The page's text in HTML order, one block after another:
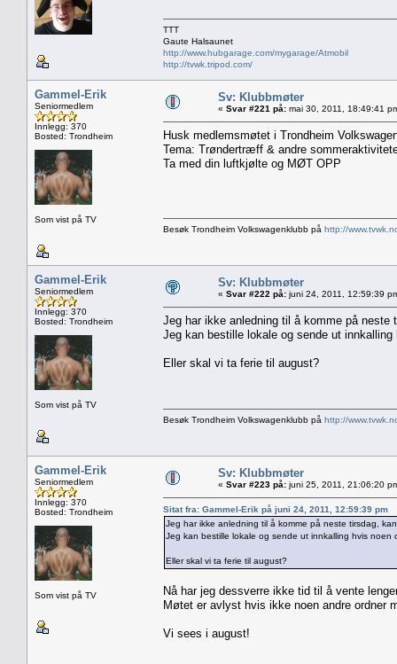
TTT
Gaute Halsaunet
http://www.hubgarage.com/mygarage/Atmobil
http://tvwk.tripod.com/
Gammel-Erik
Seniormedlem
Innlegg: 370
Bosted: Trondheim
Som vist på TV
Sv: Klubbmøter
« Svar #221 på: mai 30, 2011, 18:49:41
Husk medlemsmøtet i Trondheim
Tema: Trøndertræff & andre
Ta med din luftkjølte og MØT OPP
Besøk Trondheim Volkswagenklubb på http://
Gammel-Erik
Seniormedlem
Innlegg: 370
Bosted: Trondheim
Som vist på TV
Sv: Klubbmøter
« Svar #222 på: juni 24, 2011, 12:59:39
Jeg har ikke anledning til å komme på neste
Jeg kan bestille lokale og sende ut
Eller skal vi ta ferie til august?
Besøk Trondheim Volkswagenklubb på http://
Gammel-Erik
Seniormedlem
Innlegg: 370
Bosted: Trondheim
Som vist på TV
Sv: Klubbmøter
« Svar #223 på: juni 25, 2011, 21:06:20
Sitat fra: Gammel-Erik på juni 24, 2011, 12:59:39 pm
Jeg har ikke anledning til å komme på neste tirsdag,
Jeg kan bestille lokale og sende ut innkalling hvis noen
Eller skal vi ta ferie til august?
Nå har jeg dessverre ikke tid til å vente
Møtet er avlyst hvis ikke noen andre ordner
Vi sees i august!